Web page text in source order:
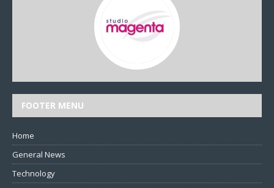
FOOTER MENU
Home
General News
Technology